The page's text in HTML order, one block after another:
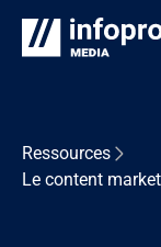
Ressources
Le content